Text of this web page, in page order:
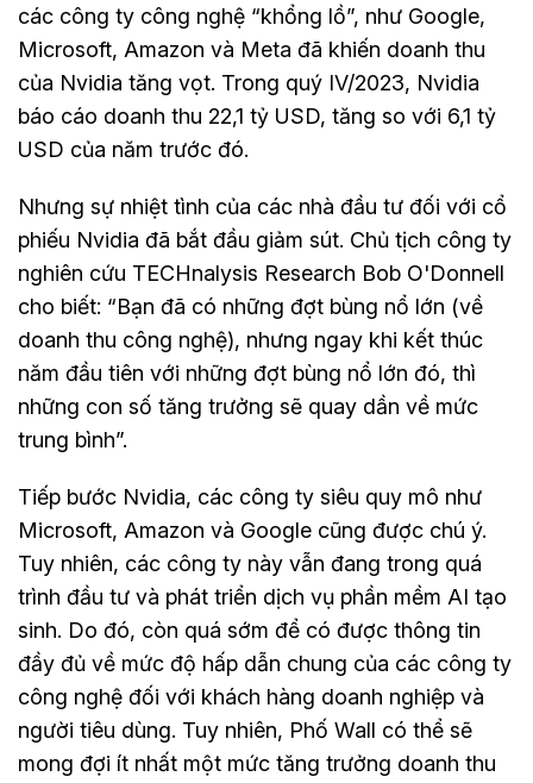
các công ty công nghệ “khổng lồ”, như Google,
Microsoft, Amazon và Meta đã khiến doanh thu
của Nvidia tăng vọt. Trong quý IV/2023, Nvidia
báo cáo doanh thu 22,1 tỷ USD, tăng so với 6,1 tỷ
USD của năm trước đó.
Nhưng sự nhiệt tình của các nhà đầu tư đối với cổ
phiếu Nvidia đã bắt đầu giảm sút. Chủ tịch công ty
nghiên cứu TECHnalysis Research Bob O'Donnell
cho biết: “Bạn đã có những đợt bùng nổ lớn (về
doanh thu công nghệ), nhưng ngay khi kết thúc
năm đầu tiên với những đợt bùng nổ lớn đó, thì
những con số tăng trưởng sẽ quay dần về mức
trung bình”.
Tiếp bước Nvidia, các công ty siêu quy mô như
Microsoft, Amazon và Google cũng được chú ý.
Tuy nhiên, các công ty này vẫn đang trong quá
trình đầu tư và phát triển dịch vụ phần mềm AI tạo
sinh. Do đó, còn quá sớm để có được thông tin
đầy đủ về mức độ hấp dẫn chung của các công ty
công nghệ đối với khách hàng doanh nghiệp và
người tiêu dùng. Tuy nhiên, Phố Wall có thể sẽ
mong đợi ít nhất một mức tăng trưởng doanh thu